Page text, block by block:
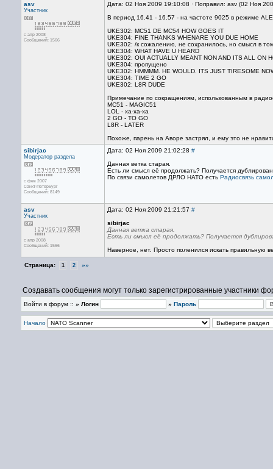
asv
Участник
с апр 2008
Сообщений: 1566
Дата: 02 Ноя 2009 19:10:08 · Поправил: asv (02 Ноя
В период 16.41 - 16.57 - на частоте 9025 в режиме
UKE302: MC51 DE MC54 HOW GOES IT
UKE304: FINE THANKS WHENARE YOU DUE HOME
UKE302: /к сожалению, не сохранилось, но смысл в
UKE304: WHAT HAVE U HEARD
UKE302: OUI ACTUALLY MEANT NON AND ITS ALL ON
UKE304: пропущено
UKE302: HMMMM. HE WOULD. ITS JUST TIRESOME
UKE304: TIME 2 GO
UKE302: L8R DUDE
Примечание по сокращениям, использованным в
MC51 - MAGIC51
LOL - ха-ха-ха
2 GO - TO GO
L8R - LATER
Похоже, парень на Аворе застрял, и ему это не
sibirjac
Модератор раздела
с фев 2007
Санкт-Петербург
Сообщений: 8149
Дата: 02 Ноя 2009 21:02:28 #
Данная ветка старая.
Есть ли смысл её продолжать? Получается
По связи самолетов ДРЛО НАТО есть Радиосвязь
asv
Участник
с апр 2008
Сообщений: 1566
Дата: 02 Ноя 2009 21:21:57 #
sibirjac
Данная ветка старая.
Есть ли смысл её продолжать? Получается
Наверное, нет. Просто поленился искать правильную
Страница: 1 2 »»
Создавать сообщения могут только зарегистрированные участники
Войти в форум :: » Логин » Пароль
Начало